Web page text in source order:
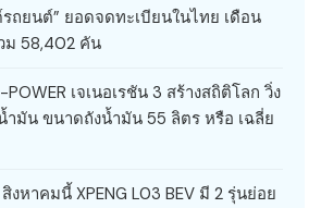
ถยนต์” ยอดจดทะเบียนในไทย เดือน
ม 58,402 คัน
เจเนอเรชัน 3 สร้างสถิติโลก วิ่ง
ำมัน ขนาดถังน้ำมัน 55 ลิตร หรือ เฉลี่ย
งหาคมนี้ XPENG L03 BEV มี 2 รุ่นย่อย